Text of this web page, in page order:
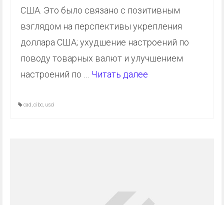
США. Это было связано с позитивным
взглядом на перспективы укрепления
доллара США; ухудшение настроений по
поводу товарных валют и улучшением
настроений по … Читать далее
cad cibc usd